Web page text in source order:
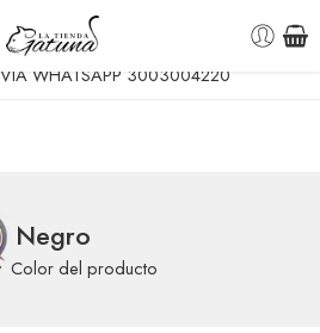
TODA COLOMBIA DESDE $70.000
WHATSAPP 3003004220
Negro
Color del producto